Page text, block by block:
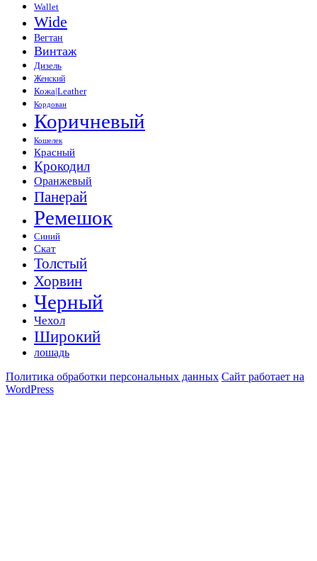
Wallet
Wide
Вегтан
Винтаж
Дизель
Женский
Кожа|Leather
Кордован
Коричневый
Кошелек
Красный
Крокодил
Оранжевый
Панерай
Ремешок
Синий
Скат
Толстый
Хорвин
Черный
Чехол
Широкий
лошадь
Политика обработки персональных данных Сайт работает на
WordPress